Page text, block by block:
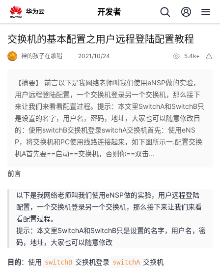
开发者
返
个
人
页
我
开
发
者
我
交换机的基本配置之用户远程登陆配置教程
神的孩子在歌唱 2021/10/24 5.4k+
【摘要】 前言以下是我网络老师叫我们使用eNSP做的实验，
用户远程登陆配置，一个交换机登录另一个交换机，那么接下
来让我们来看看配置过程。提示：本文里SwitchA和SwitchB只
是设置的名字，用户名，密码，地址，大家也可以随意修改目
的：使用switchB交换机登录switchA交换机首先：使用eNS
P，将交换机和PC使用线路连接起来，如下图所示一.配置交换
机A首先要==启动==交换机，否则你==双击...
前言
以下是我网络老师叫我们使用eNSP做的实验，用户远程登陆
配置，一个交换机登录另一个交换机，那么接下来让我们来看
看配置过程。
提示：本文里SwitchA和SwitchB只是设置的名字，用户名，密
码，地址，大家也可以随意修改
目的：使用 switchB 交换机登录 switchA 交换机